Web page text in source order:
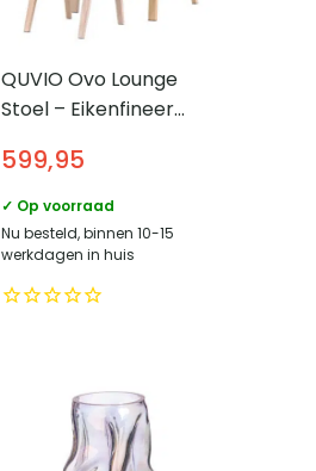
QUVIO Ovo Lounge
Stoel – Eikenfineer
Voetenbank en
Neksteun
599,95
✓ Op voorraad
Nu besteld, binnen 10-15
werkdagen in huis